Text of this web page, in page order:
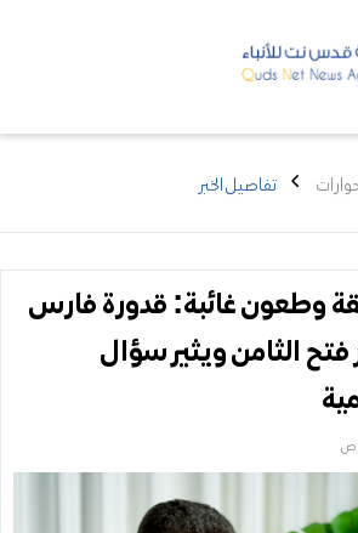
تفاصيل الخبر
وطعون غائبة: قدورة فارس
الثامن ويثير سؤال